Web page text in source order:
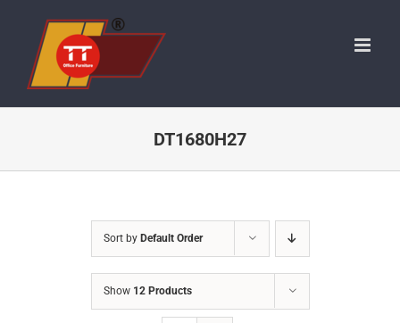
content
DT1680H27
Sort by Default Order
Show 12 Products